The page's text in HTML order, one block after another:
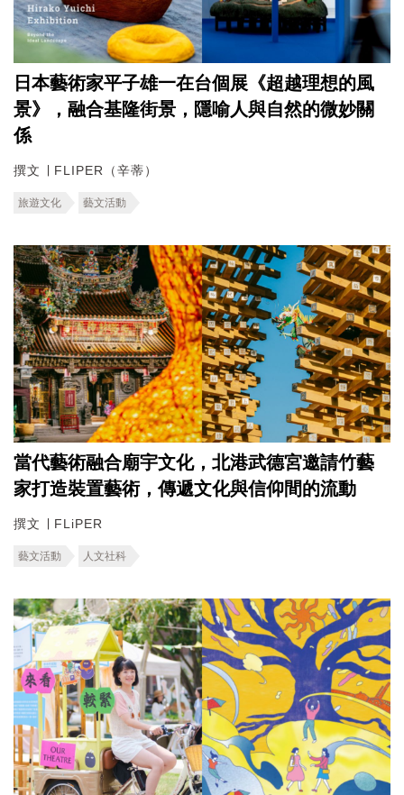
日本藝術家平子雄一在台個展《超越理想的風
景》，融合基隆街景，隱喻人與自然的微妙關
係
撰文 ∣ FLIPER（辛蒂）
旅遊文化 藝文活動
當代藝術融合廟宇文化，北港武德宮邀請竹藝
家打造裝置藝術，傳遞文化與信仰間的流動
撰文 ∣ FLiPER
藝文活動 人文社科